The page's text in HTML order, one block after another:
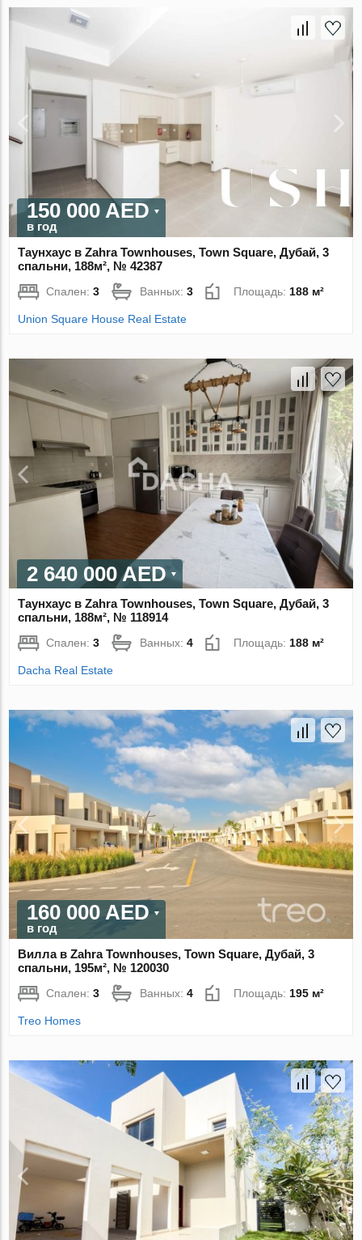
150 000 AED
в год
Таунхаус в Zahra Townhouses, Town Square, Дубай, 3
спальни, 188м², № 42387
Спален:3 Ванных:3 Площадь: 188 м²
Union Square House Real Estate
2 640 000 AED
Таунхаус в Zahra Townhouses, Town Square, Дубай, 3
спальни, 188м², № 118914
Спален:3 Ванных:4 Площадь: 188 м²
Dacha Real Estate
160 000 AED
в год
Вилла в Zahra Townhouses, Town Square, Дубай, 3
спальни, 195м², № 120030
Спален:3 Ванных:4 Площадь:195 м²
Treo Homes